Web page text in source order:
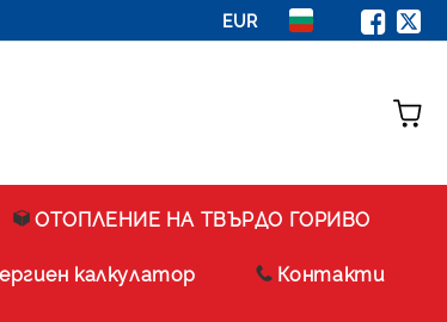
EUR
ОТОПЛЕНИЕ НА ТВЪРДО ГОРИВО
калкулатор Контакти